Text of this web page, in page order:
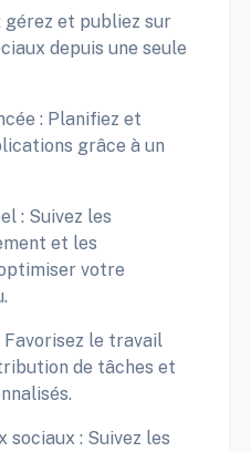
gérez et publiez sur
depuis une seule
: Planifiez et
grâce à un
: Suivez les
et les
votre
le travail
de tâches et
sociaux : Suivez les